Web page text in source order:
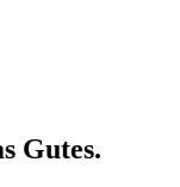
Gutes.